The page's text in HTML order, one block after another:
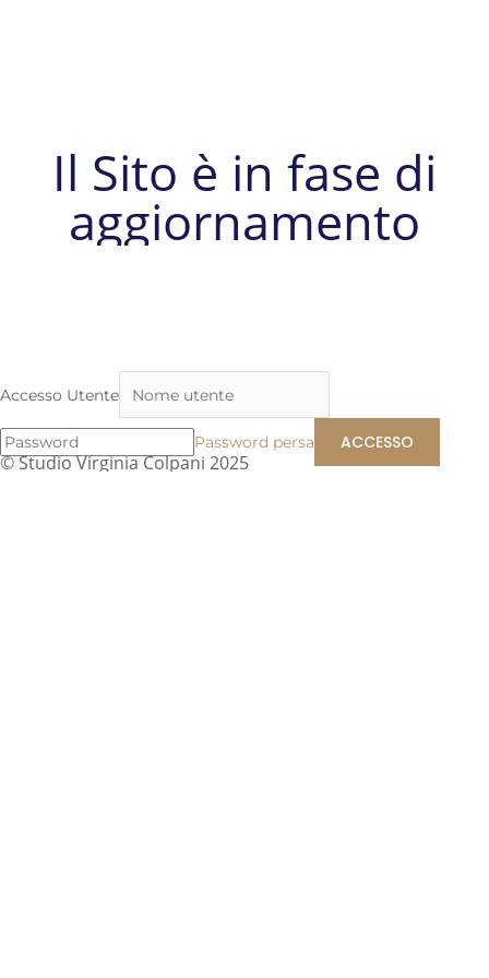
Il Sito è in fase di
aggiornamento
© Studio Virginia Colpani 2025
Accesso Utente
Password persa